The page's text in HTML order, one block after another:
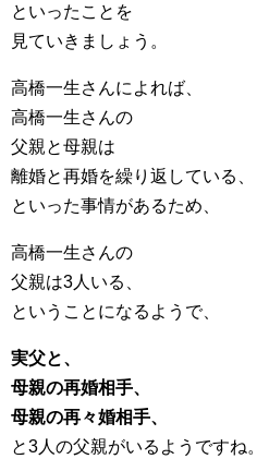
といったことを
見ていきましょう。
高橋一生さんによれば、
高橋一生さんの
父親と母親は
離婚と再婚を繰り返している、
といった事情があるため、
高橋一生さんの
父親は3人いる、
ということになるようで、
実父と、
母親の再婚相手、
母親の再々婚相手、
と3人の父親がいるようですね。